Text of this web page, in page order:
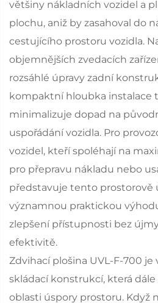
většiny nákladních vozidel a
plochu, aniž by zasahoval do
cestujícího prostoru vozidla.
objemnějších zvedacích
rozsáhlé úpravy zadní
kompaktní hloubka instalace
minimalizuje dopad na
uspořádání vozidla. Pro
vozidel, kteří spoléhají na
pro přepravu nákladu nebo
představuje tento prostorově
významnou praktickou
zlepšení přístupnosti bez
efektivitě.
Zdvihací plošina UVL-F-700
skládací konstrukcí, která
oblasti úspory prostoru. Když